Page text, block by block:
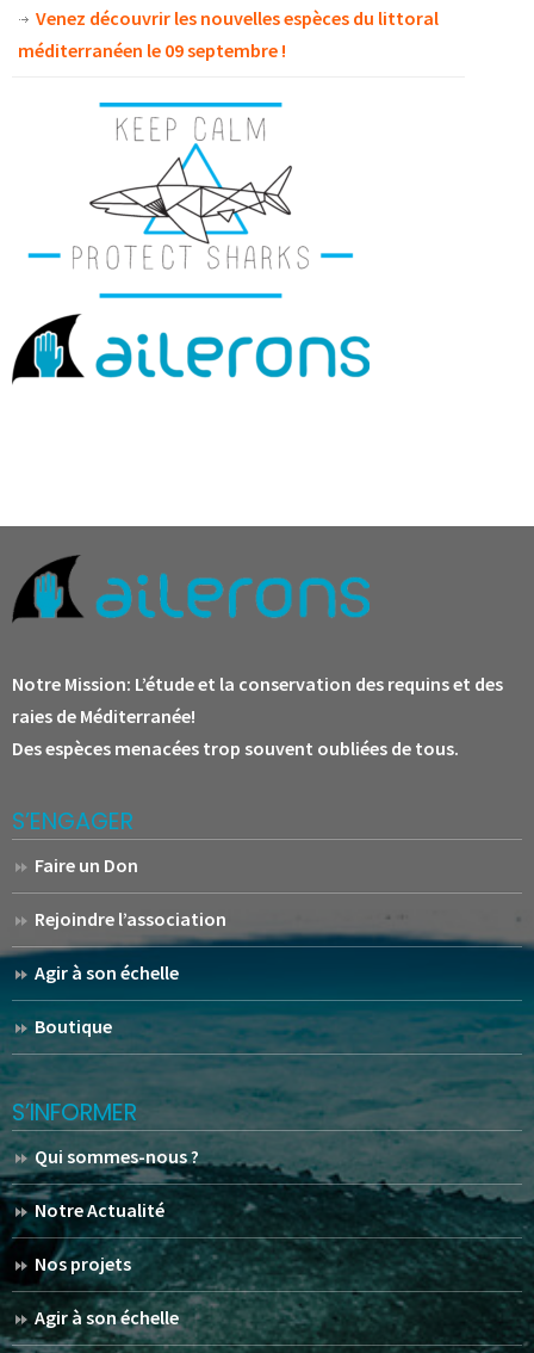
Venez découvrir les nouvelles espèces du littoral
méditerranéen le 09 septembre !
Notre Mission: L’étude et la conservation des requins et des
raies de Méditerranée!
Des espèces menacées trop souvent oubliées de tous.
S’ENGAGER
Faire un Don
Rejoindre l’association
Agir à son échelle
Boutique
S’INFORMER
Qui sommes-nous ?
Notre Actualité
Nos projets
Agir à son échelle